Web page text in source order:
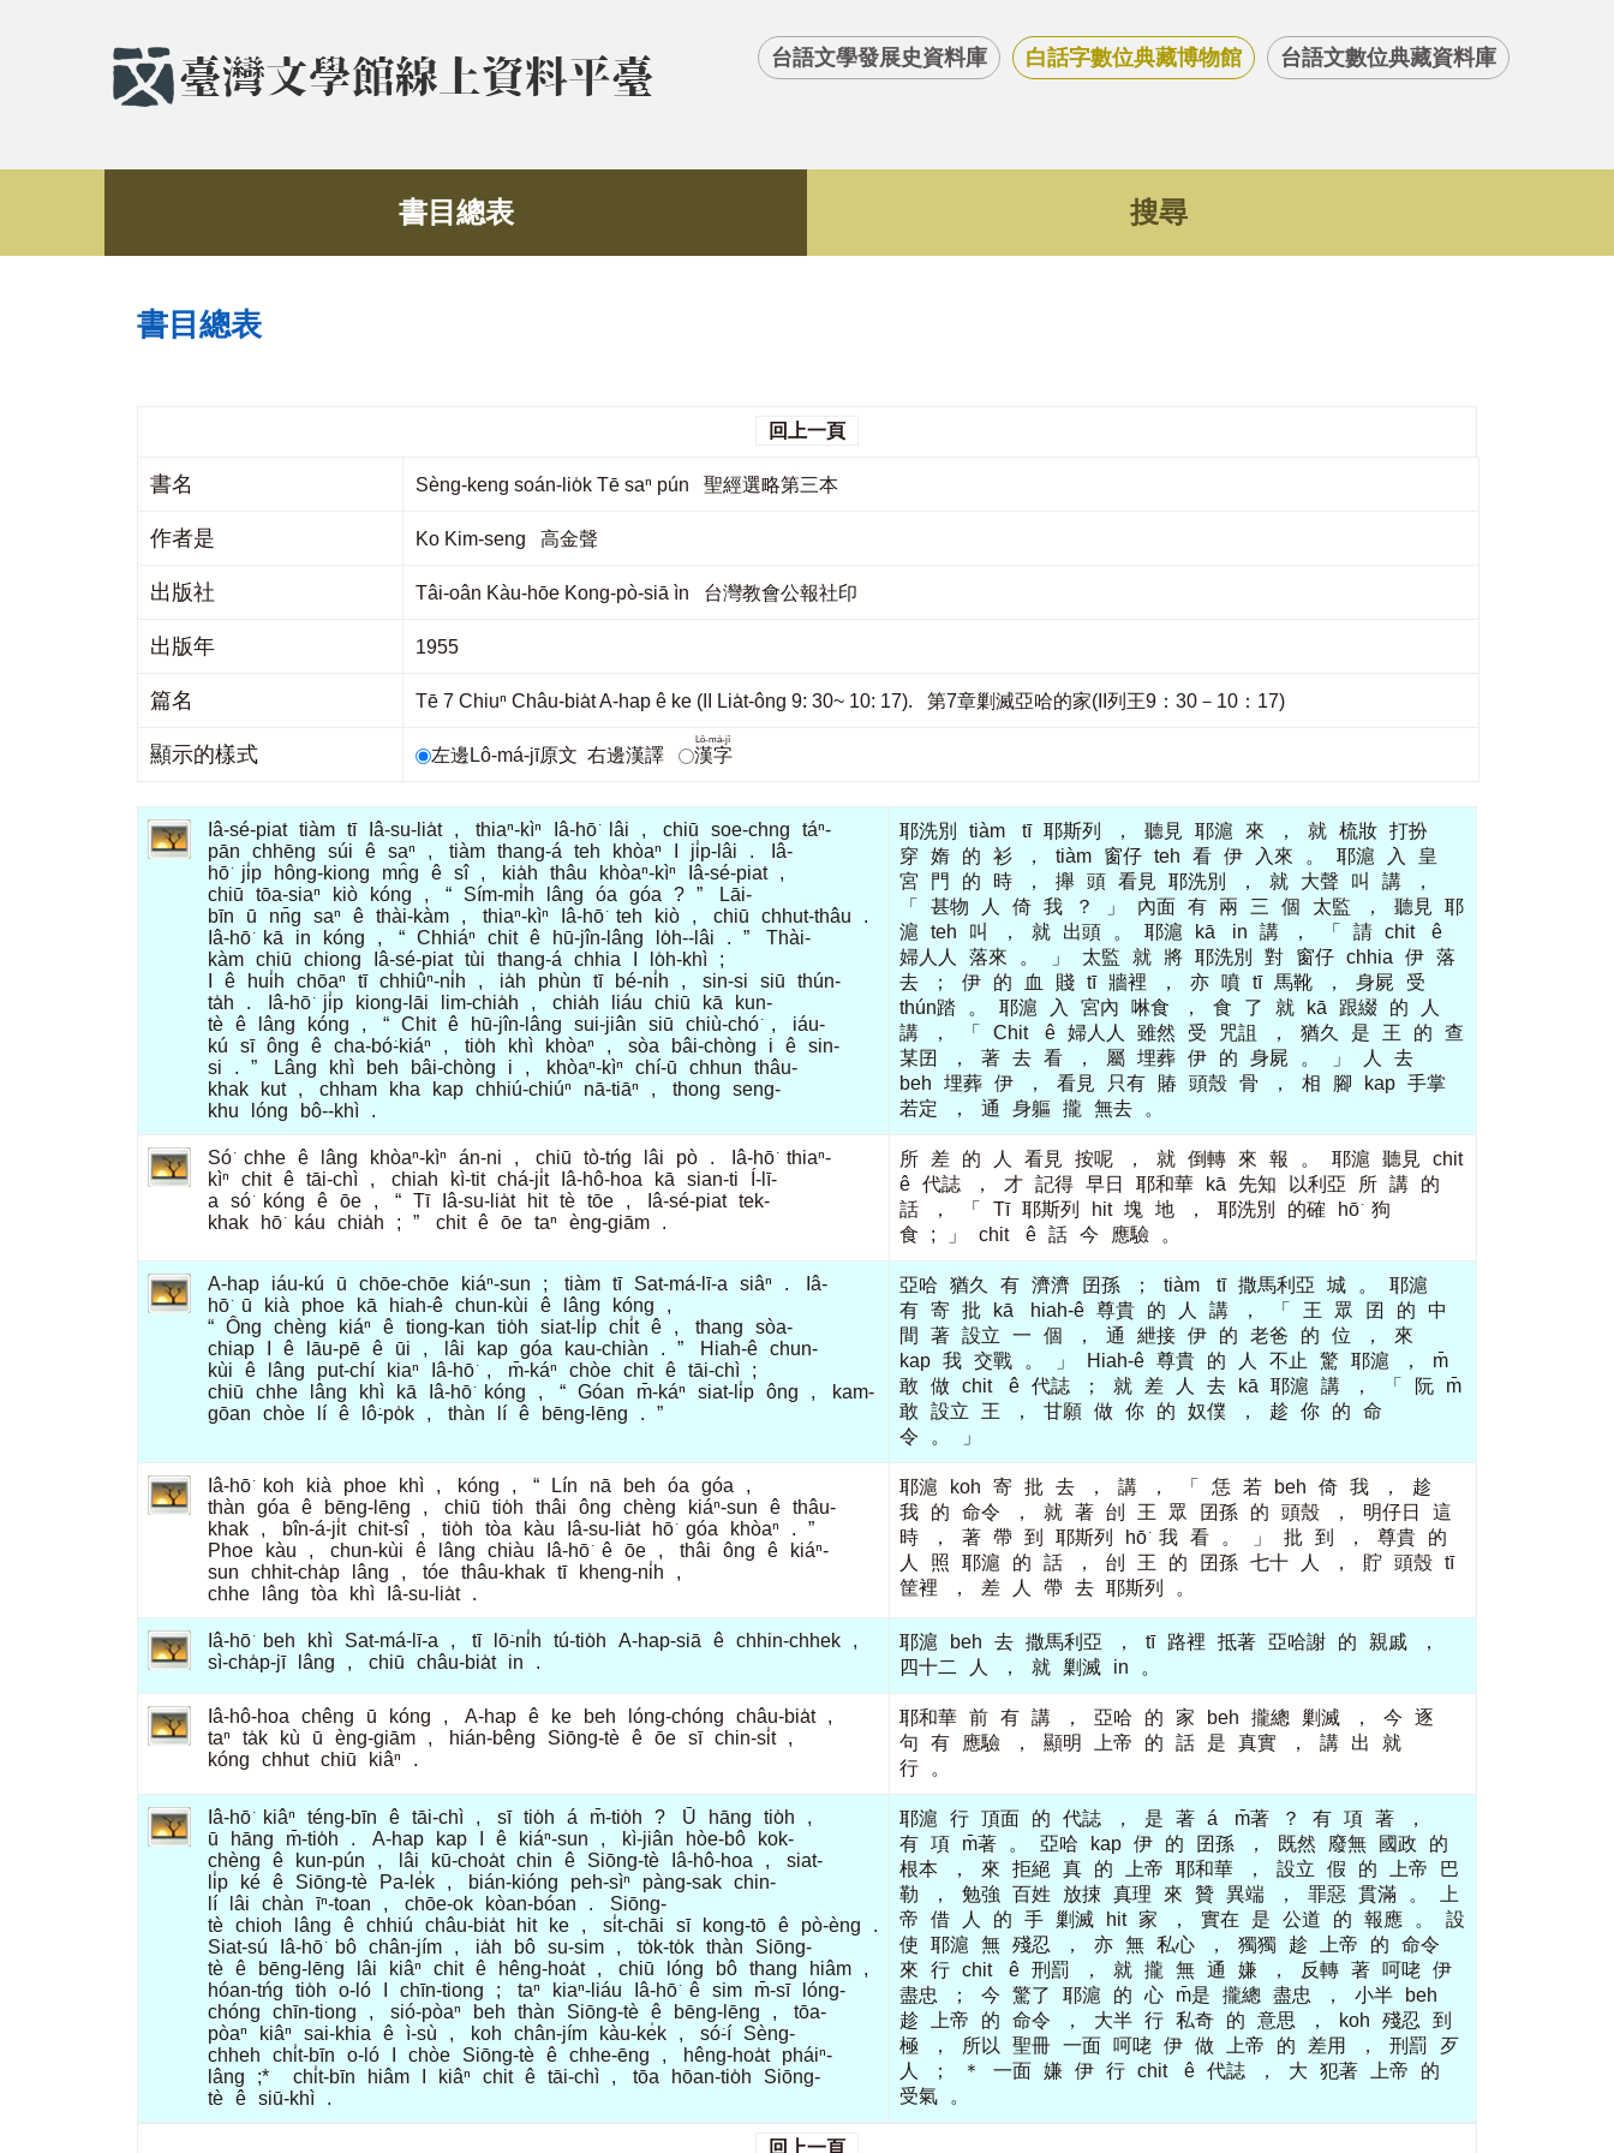
台語文學發展史資料庫 白話字數位典藏博物館 台語文數位典藏資料庫
書目總表 搜尋
書目總表
回上一頁
書名 Sèng-keng soán-lio̍k Tē saⁿ pún 聖經選略第三本
作者是 Ko Kim-seng 高金聲
出版社 Tâi-oân Kàu-hōe Kong-pò-siā ìn 台灣教會公報社印
出版年 1955
篇名 Tē 7 Chiuⁿ Châu-bia̍t A-hap ê ke (II Lia̍t-ông 9: 30~ 10: 17). 第7章剿滅亞哈的家(II列王9：30－10：17)
顯示的樣式 左邊Lô-má-jī原文 右邊漢譯 漢字
Lô-má-jī
Iâ-sé-piat tiàm tī Iâ-su-lia̍t , thiaⁿ-kìⁿ Iâ-hō͘ lâi , chiū soe-chng
táⁿ-
pān
chhēng súi ê saⁿ , tiàm thang-á teh khòaⁿ ji̍p-lâi .
Iâ-
hō͘
ji̍p hông-kiong mn̂g ê sî , kia̍h thâu khòaⁿ-kìⁿ Iâ-sé-piat
,
chiū
tōa-siaⁿ kiò kóng , “ Sím-mi̍h lâng óa góa ? ”
Lāi-
bīn
ū nn̄g saⁿ ê thài-kàm , thiaⁿ-kìⁿ Iâ-hō͘ teh kiò , chiū chhut-thâu
.
Iâ-hō͘
kā in kóng , “ Chhiáⁿ chit ê hū-jîn-lâng lo̍h--lâi . ”
Thài-
kàm chiū chiong Iâ-sé-piat tùi thang-á chhia lo̍h-khì
;
ê hui̍h chōaⁿ tī chhiûⁿ-ni̍h , ia̍h phùn tī bé-ni̍h , sin-si siū
thún-
ta̍h
. Iâ-hō͘ ji̍p kiong-lāi lim-chia̍h , chia̍h liáu chiū kā
kun-
tè ê lâng kóng , “ Chit ê hū-jîn-lâng sui-jiân siū chiù-chó͘ ,
iáu-
kú
sī ông ê cha-bó͘-kiáⁿ , tio̍h khì khòaⁿ , sòa bâi-chòng i ê sin-
si
. ” Lâng khì beh bâi-chòng i , khòaⁿ-kìⁿ chí-ū chhun
thâu-
khak
kut , chham kha kap chhiú-chiúⁿ nā-tiāⁿ , thong
seng-
khu
lóng bô--khì .
耶洗別 tiàm tī 耶斯列 ， 聽見 耶滬 來 ， 就 梳妝 打扮
穿
媠 的 衫 ， tiàm 窗仔 teh 看 伊 入來 。 耶滬 入
皇
宮
門 的 時 ， 攑 頭 看見 耶洗別 ， 就 大聲 叫 講
，
「
甚物 人 倚 我 ？ 」 內面 有 兩 三 個 太監 ， 聽見
耶
滬
teh 叫 ， 就 出頭 。 耶滬 kā in 講 ， 「 請 chit
ê
婦人人
落來 。 」 太監 就 將 耶洗別 對 窗仔 chhia 伊 落
去
； 伊 的 血 賤 tī 牆裡 ， 亦 噴 tī 馬靴 ， 身屍
受
thún踏
。 耶滬 入 宮內 啉食 ， 食 了 就 kā 跟綴 的
人
講
， 「 Chit ê 婦人人 雖然 受 咒詛 ， 猶久 是 王 的
查
某囝
， 著 去 看 ， 屬 埋葬 伊 的 身屍 。 」 人
去
beh
埋葬 伊 ， 看見 只有 賰 頭殼 骨 ， 相 腳 kap 手掌
若定
， 通 身軀 攏 無去 。
Só͘ chhe ê lâng khòaⁿ-kìⁿ án-ni , chiū tò-tńg lâi pò . Iâ-hō͘ thiaⁿ-
kìⁿ
chit ê tāi-chì , chiah kì-tit chá-ji̍t Iâ-hô-hoa kā sian-ti
Í-lī-
a
só͘ kóng ê ōe , “ Tī Iâ-su-lia̍t hit tè tōe , Iâ-sé-piat tek-
khak
hō͘ káu chia̍h ; ” chit ê ōe taⁿ èng-giām .
所 差 的 人 看見 按呢 ， 就 倒轉 來 報 。 耶滬 聽見
chit
ê 代誌 ， 才 記得 早日 耶和華 kā 先知 以利亞 所 講
的
話
， 「 Tī 耶斯列 hit 塊 地 ， 耶洗別 的確 hō͘ 狗
食
; 」 chit ê 話 今 應驗 。
A-hap iáu-kú ū chōe-chōe kiáⁿ-sun ; tiàm tī Sat-má-lī-a siâⁿ .
Iâ-
hō͘
ū kià phoe kā hiah-ê chun-kùi ê lâng kóng
,
“ Ông chèng kiáⁿ ê tiong-kan tio̍h siat-li̍p chi̍t ê , thang
sòa-
chiap
ê lāu-pē ê ūi , lâi kap góa kau-chiàn . ” Hiah-ê chun-
kùi
ê lâng put-chí kiaⁿ Iâ-hō͘ , m̄-káⁿ chòe chit ê tāi-chì
;
chiū
chhe lâng khì kā Iâ-hō͘ kóng , “ Góan m̄-káⁿ siat-li̍p ông ,
kam-
gōan
chòe lí ê lô͘-po̍k , thàn lí ê bēng-lēng . ”
亞哈 猶久 有 濟濟 囝孫 ； tiàm tī 撒馬利亞 城 。
耶滬
有 寄 批 kā hiah-ê 尊貴 的 人 講 ， 「 王 眾 囝 的
中
間
著 設立 一 個 ， 通 紲接 伊 的 老爸 的 位 ，
來
kap 我 交戰 。 」 Hiah-ê 尊貴 的 人 不止 驚 耶滬 ，
m̄
敢
做 chit ê 代誌 ； 就 差 人 去 kā 耶滬 講 ， 「 阮
m̄
敢
設立 王 ， 甘願 做 你 的 奴僕 ， 趁 你 的
命
令
。 」
Iâ-hō͘ koh kià phoe khì , kóng , “ Lín nā beh óa góa
,
thàn
góa ê bēng-lēng , chiū tio̍h thâi ông chèng kiáⁿ-sun ê thâu-
khak
, bîn-á-ji̍t chit-sî , tio̍h tòa kàu Iâ-su-lia̍t hō͘ góa khòaⁿ .
”
Phoe
kàu , chun-kùi ê lâng chiàu Iâ-hō͘ ê ōe , thâi ông ê
kiáⁿ-
sun
chhit-cha̍p lâng , tóe thâu-khak tī kheng-ni̍h
,
chhe
lâng tòa khì Iâ-su-lia̍t .
耶滬 koh 寄 批 去 ， 講 ， 「 恁 若 beh 倚 我 ，
趁
我
的 命令 ， 就 著 刣 王 眾 囝孫 的 頭殼 ， 明仔日
這
時
， 著 帶 到 耶斯列 hō͘ 我 看 。 」 批 到 ， 尊貴
的
人
照 耶滬 的 話 ， 刣 王 的 囝孫 七十 人 ， 貯 頭殼 tī
筐裡
， 差 人 帶 去 耶斯列 。
Iâ-hō͘ beh khì Sat-má-lī-a , tī lō͘-ni̍h tú-tio̍h A-hap-siā ê chhin-chhek
,
sì-cha̍p-jī
lâng , chiū châu-bia̍t in .
耶滬 beh 去 撒馬利亞 ， tī 路裡 抵著 亞哈謝 的 親戚
，
四十二
人 ， 就 剿滅 in 。
Iâ-hô-hoa chêng ū kóng , A-hap ê ke beh lóng-chóng châu-bia̍t
,
taⁿ
ta̍k kù ū èng-giām , hián-bêng Siōng-tè ê ōe sī chin-si̍t
,
kóng
chhut chiū kiâⁿ .
耶和華 前 有 講 ， 亞哈 的 家 beh 攏總 剿滅 ， 今
逐
句
有 應驗 ， 顯明 上帝 的 話 是 真實 ， 講 出
就
行
。
Iâ-hō͘ kiâⁿ téng-bīn ê tāi-chì , sī tio̍h á m̄-tio̍h ? Ū hāng tio̍h
,
ū
hāng m̄-tio̍h . A-hap kap ê kiáⁿ-sun , kì-jiân hòe-bô
kok-
chèng
ê kun-pún , lâi kū-choa̍t chin ê Siōng-tè Iâ-hô-hoa ,
siat-
li̍p
ké ê Siōng-tè Pa-le̍k , bián-kióng peh-sìⁿ pàng-sak chin-
lí
lâi chàn īⁿ-toan , chōe-ok kòan-bóan .
Siōng-
tè chioh lâng ê chhiú châu-bia̍t hit ke , si̍t-chāi sī kong-tō ê pò-èng
.
Siat-sú
Iâ-hō͘ bô chân-jím , ia̍h bô su-sim , to̍k-to̍k thàn
Siōng-
tè ê bēng-lēng lâi kiâⁿ chit ê hêng-hoa̍t , chiū lóng bô thang hiâm
,
hóan-tńg
tio̍h o-ló chīn-tiong ; taⁿ kiaⁿ-liáu Iâ-hō͘ ê sim m̄-sī
lóng-
chóng
chīn-tiong , sió-pòaⁿ beh thàn Siōng-tè ê bēng-lēng ,
tōa-
pòaⁿ
kiâⁿ sai-khia ê ì-sù , koh chân-jím kàu-ke̍k , só͘-í
Sèng-
chheh
chi̍t-bīn o-ló chòe Siōng-tè ê chhe-ēng , hêng-hoa̍t
pháiⁿ-
lâng
;* chi̍t-bīn hiâm kiâⁿ chit ê tāi-chì , tōa hōan-tio̍h
Siōng-
tè ê siū-khì .
耶滬 行 頂面 的 代誌 ， 是 著 á m̄著 ？ 有 項 著
，
有 項 m̄著 。 亞哈 kap 伊 的 囝孫 ， 既然 廢無 國政
的
根本
， 來 拒絕 真 的 上帝 耶和華 ， 設立 假 的 上帝
巴
勒
， 勉強 百姓 放捒 真理 來 贊 異端 ， 罪惡 貫滿 。
上
帝
借 人 的 手 剿滅 hit 家 ， 實在 是 公道 的 報應 。
設
使
耶滬 無 殘忍 ， 亦 無 私心 ， 獨獨 趁 上帝 的
命令
來
行 chit ê 刑罰 ， 就 攏 無 通 嫌 ， 反轉 著 呵咾 伊
盡忠
； 今 驚了 耶滬 的 心 m̄是 攏總 盡忠 ， 小半
beh
趁
上帝 的 命令 ， 大半 行 私奇 的 意思 ， koh 殘忍
到
極
， 所以 聖冊 一面 呵咾 伊 做 上帝 的 差用 ， 刑罰
歹
人
； ＊ 一面 嫌 伊 行 chit ê 代誌 ， 大 犯著 上帝
的
受氣
。
回上一頁